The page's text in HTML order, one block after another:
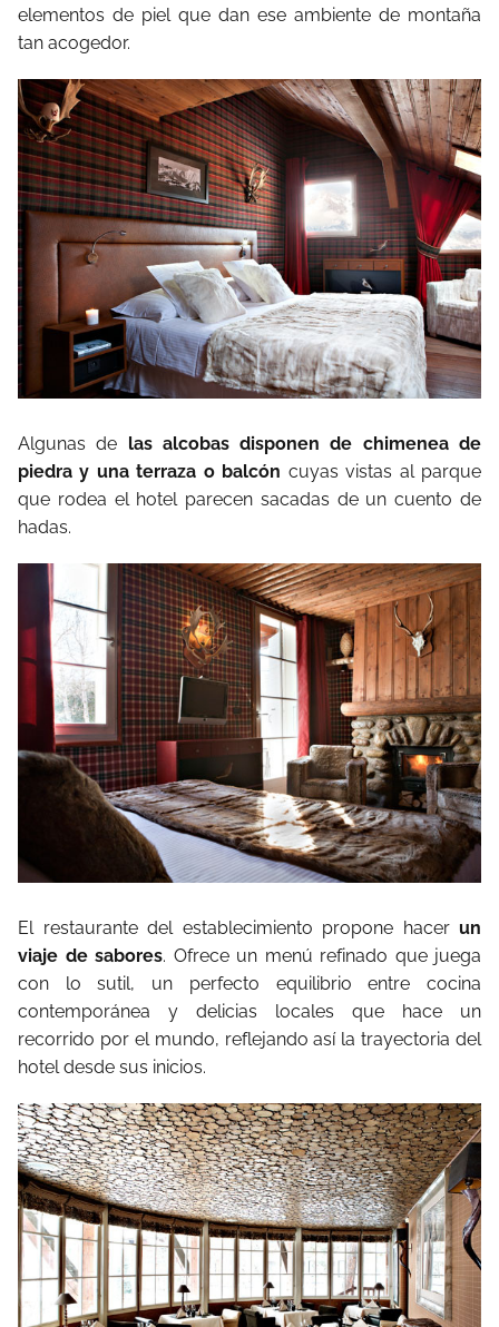
elementos de piel que dan ese ambiente de montaña
tan acogedor.
Algunas de las alcobas disponen de chimenea de
piedra y una terraza o balcón cuyas vistas al parque
que rodea el hotel parecen sacadas de un cuento de
hadas.
El restaurante del establecimiento propone hacer un
viaje de sabores. Ofrece un menú refinado que juega
con lo sutil, un perfecto equilibrio entre cocina
contemporánea y delicias locales que hace un
recorrido por el mundo, reflejando así la trayectoria del
hotel desde sus inicios.